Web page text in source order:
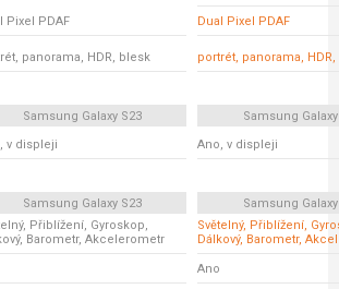
Pixel PDAF Dual Pixel PDAF
panorama, HDR, blesk portrét, panorama,
Samsung Galaxy S23
Samsung Galaxy
v displeji Ano, v displeji
Samsung Galaxy S23
Samsung Galaxy
Přiblížení, Gyroskop,
Barometr, Akcelerometr
Světelný, Přiblížení,
Dálkový, Barometr,
Ano